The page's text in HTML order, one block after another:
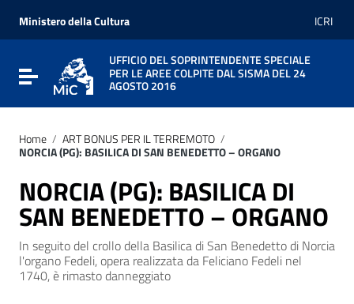
Vai al menu di navigazione
Vai al footer
Ministero della Cultura ICRI
Attiva / disattiva la navigazione
UFFICIO DEL SOPRINTENDENTE SPECIALE
PER LE AREE COLPITE DAL SISMA DEL 24
AGOSTO 2016
Home / ART BONUS PER IL TERREMOTO /
NORCIA (PG): BASILICA DI SAN BENEDETTO – ORGANO
NORCIA (PG): BASILICA DI
SAN BENEDETTO – ORGANO
In seguito del crollo della Basilica di San Benedetto di Norcia
l'organo Fedeli, opera realizzata da Feliciano Fedeli nel
1740, è rimasto danneggiato